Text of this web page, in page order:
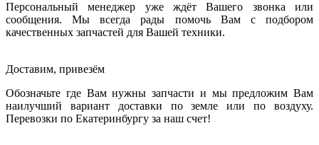
Персональный менеджер уже ждёт Вашего звонка или
сообщения. Мы всегда рады помочь Вам с подбором
качественных запчастей для Вашей техники.
Доставим, привезём
Обозначьте где Вам нужны запчасти и мы предложим Вам
наилучший вариант доставки по земле или по воздуху.
Перевозки по Екатеринбургу за наш счет!